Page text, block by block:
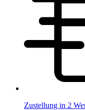
Zustellung in 2